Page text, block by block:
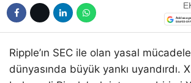
Ripple’ın SEC ile olan yasal
dünyasında büyük yankı uyandırdı.